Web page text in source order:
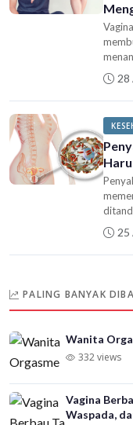
28
25
PALING BANYAK
Wanita
332 views
Vagina
Waspada,